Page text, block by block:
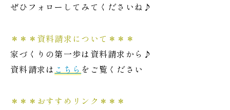
ぜひフォローしてみてくださいね♪
＊＊＊資料請求について＊＊＊
家づくりの第一歩は資料請求から♪
資料請求はこちらをご覧ください
＊＊＊おすすめリンク＊＊＊